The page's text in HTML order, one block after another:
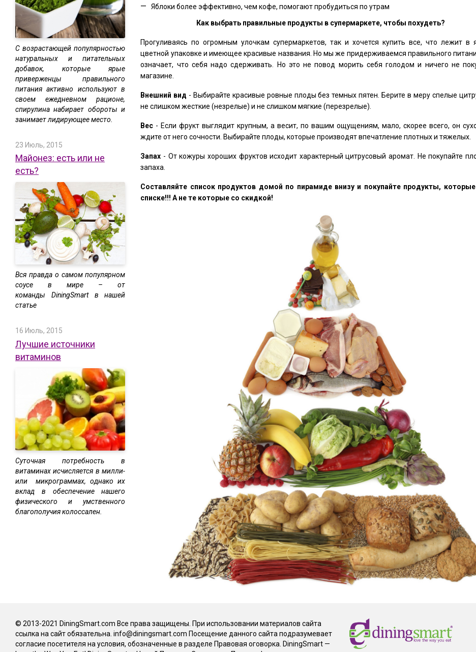
С возрастающей популярностью
натуральных и питательных
добавок, которые ярые
приверженцы правильного
питания активно используют в
своем ежедневном рационе,
спирулина набирает обороты и
занимает лидирующее место.
23 Июль, 2015
Майонез: есть или не
есть?
Вся правда о самом популярном
соусе в мире – от
команды DiningSmartв нашей
статье
16 Июль, 2015
Лучшие источники
витаминов
Суточная потребность в
витаминах исчисляется в милли-
или микрограммах, однако их
вклад в обеспечение нашего
физического и умственного
благополучия колоссален.
Яблоки более эффективно, чем кофе, помогают пробудиться по утрам
Как выбрать правильные продукты в супермаркете, чтобы похудеть?
Прогуливаясь по огромным улочкам супермаркетов, так и хочется купить все, что лежит в
цветной упаковке и имеющее красивые названия. Но мы же придерживаемся правильного
означает, что себя надо сдерживать. Но это не повод морить себя голодом и ничего не
магазине.
Внешний вид - Выбирайте красивые ровные плоды без темных пятен. Берите в меру спелые
не слишком жесткие (незрелые) и не слишком мягкие (перезрелые).
Вес - Если фрукт выглядит крупным, а весит, по вашим ощущениям, мало, скорее всего, он
ждите от него сочности. Выбирайте плоды, которые производят впечатление плотных и тяжелых.
Запах - От кожуры хороших фруктов исходит характерный цитрусовый аромат. Не покупайте
запаха.
Составляйте список продуктов домой по пирамиде внизу и покупайте продукты,
списке!!! А не те которые со скидкой!
© 2013-2021 DiningSmart.com Все права защищены. При использовании материалов сайта
ссылка на сайт обязательна. info@diningsmart.com Посещение данного сайта подразумевает
согласие посетителя на условия, обозначенные в разделе Правовая оговорка. DiningSmart —